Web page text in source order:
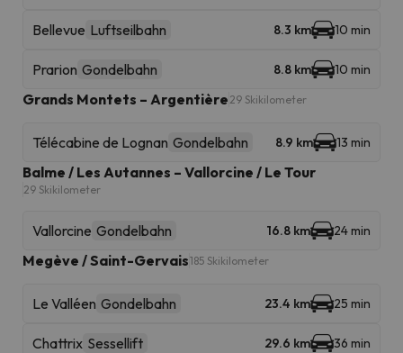
Bellevue Luftseilbahn 8.3 km 10 min
Prarion Gondelbahn 8.8 km 10 min
Grands Montets – Argentière 29 Skikilometer
Télécabine de Lognan Gondelbahn 8.9 km 13 min
Balme / Les Autannes – Vallorcine / Le Tour
29 Skikilometer
Vallorcine Gondelbahn 16.8 km 24 min
Megève / Saint-Gervais185 Skikilometer
Le Valléen Gondelbahn 23.4 km 25 min
Chattrix Sessellift 29.6 km 36 min